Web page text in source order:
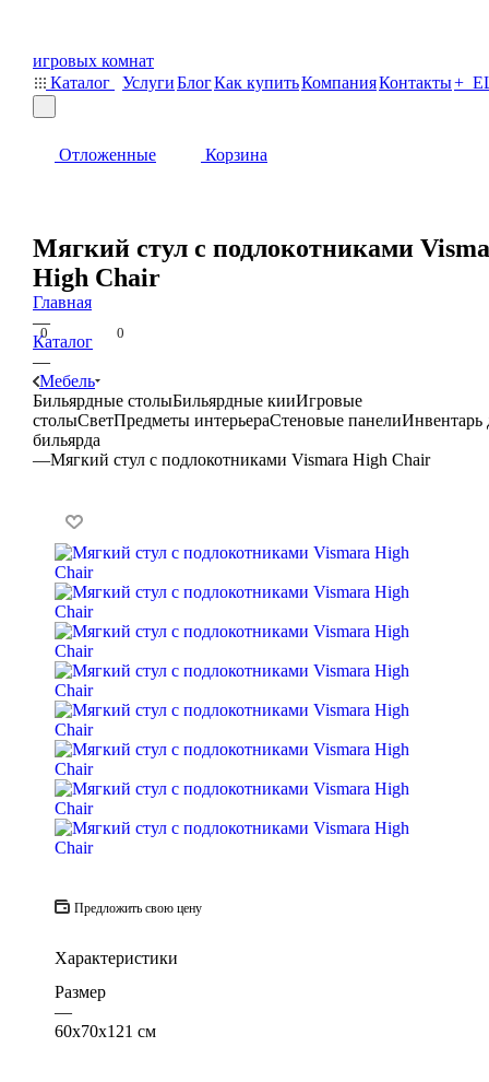
Каталог УслугиБлогКак купитьКомпанияКонтакты+
Отложенные Корзина
0 0
Мягкий стул с подлокотниками
High Chair
Главная
—
Каталог
—
Мебель
Бильярдные столыБильярдные кииИгровые
столыСветПредметы интерьераСтеновые панелиИнвентарь
бильярда
—Мягкий стул с подлокотниками Vismara High Chair
Предложить свою цену
Характеристики
Размер
—
60х70х121 см